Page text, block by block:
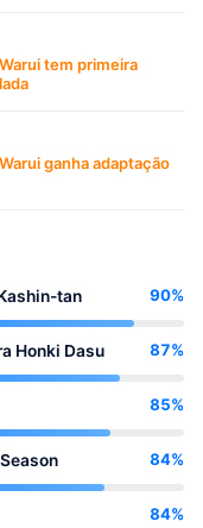
tem primeira
ganha adaptação
tan 90%
Honki Dasu 87%
85%
84%
84%